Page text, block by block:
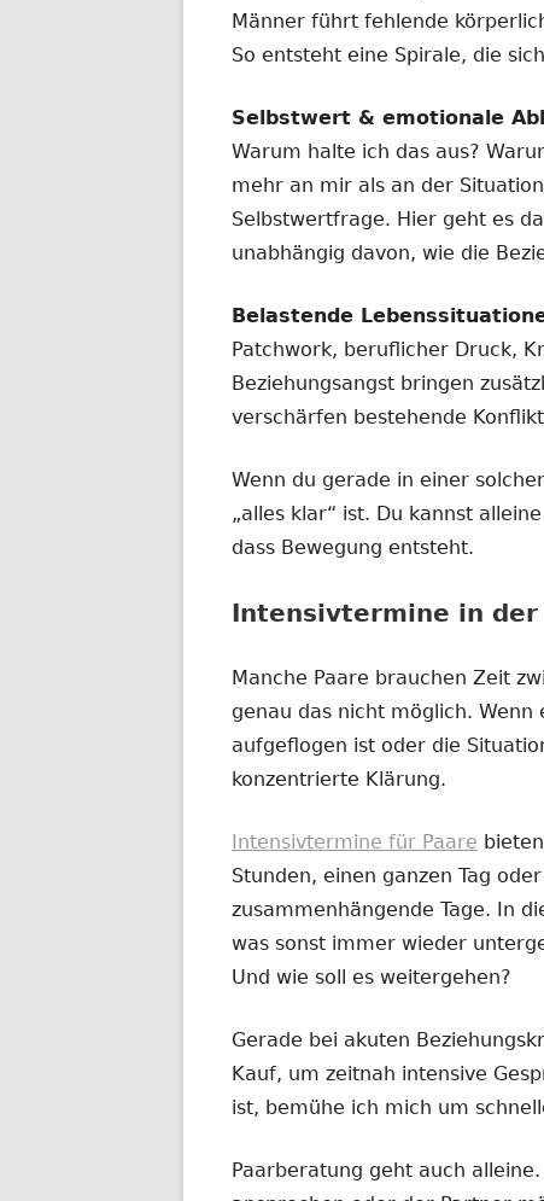
Männer führt fehlende
So entsteht eine Spirale, die
Selbstwert & emotionale
Warum halte ich das aus?
mehr an mir als an der
Selbstwertfrage. Hier geht es
unabhängig davon, wie die
Belastende
Patchwork, beruflicher Druck,
Beziehungsangst bringen
verschärfen bestehende
Wenn du gerade in einer
„alles klar“ ist. Du kannst
dass Bewegung entsteht.
Intensivtermine in der
Manche Paare brauchen Zeit
genau das nicht möglich.
aufgeflogen ist oder die
konzentrierte Klärung.
Intensivtermine für Paare
Stunden, einen ganzen Tag
zusammenhängende Tage. In
was sonst immer wieder
Und wie soll es weitergehen?
Gerade bei akuten
Kauf, um zeitnah intensive
ist, bemühe ich mich um
Paarberatung geht auch